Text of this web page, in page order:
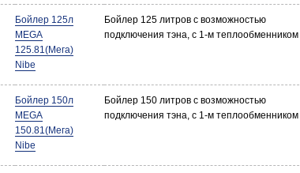
Бойлер 125л
MEGA
125.81(Мега)
Nibe
Бойлер 125 литров с возможностью
подключения тэна, с 1-м теплообменником
Бойлер 150л
MEGA
150.81(Мега)
Nibe
Бойлер 150 литров с возможностью
подключения тэна, с 1-м теплообменником